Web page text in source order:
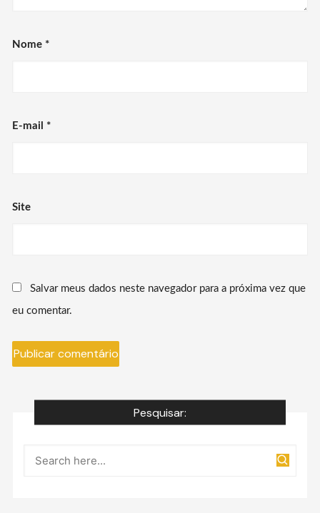
Nome *
E-mail *
Site
Salvar meus dados neste navegador para a próxima vez que
eu comentar.
Pesquisar: